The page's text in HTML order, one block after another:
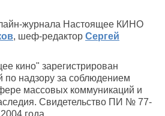
журнала Настоящее КИНО
, шеф-редактор Сергей
кино" зарегистрирован
по надзору за соблюдением
массовых коммуникаций и
Свидетельство ПИ № 77-
года.